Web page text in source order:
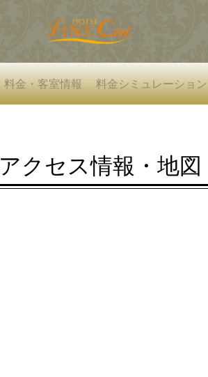
料金・客室情報 料金シミュレーション
アクセス情報・地図